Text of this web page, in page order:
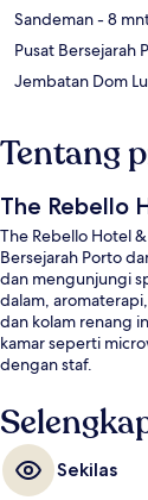
Sandeman- 8
Pusat Bersejarah
Jembatan Dom
Tentang
The Rebello
The Rebello Hotel
Bersejarah Porto
dan mengunjungi
dalam,
dan kolam renang
kamar seperti
dengan staf.
Sekilas